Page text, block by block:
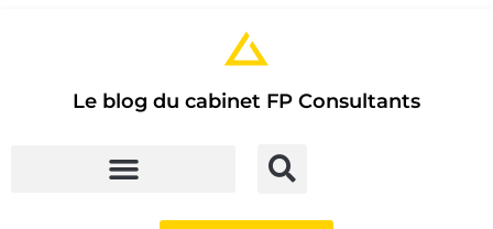
Le blog du cabinet FP Consultants